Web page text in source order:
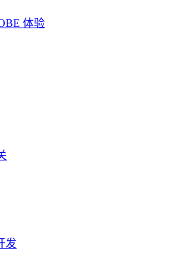
体验
发